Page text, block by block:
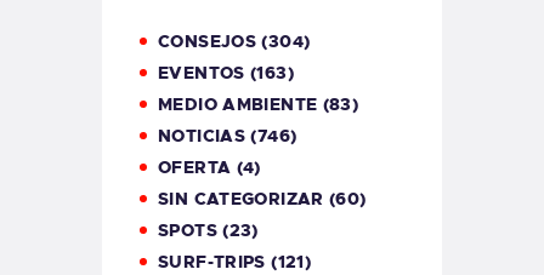
CONSEJOS (304)
EVENTOS (163)
MEDIO AMBIENTE (83)
NOTICIAS (746)
OFERTA (4)
SIN CATEGORIZAR (60)
SPOTS(23)
SURF-TRIPS (121)